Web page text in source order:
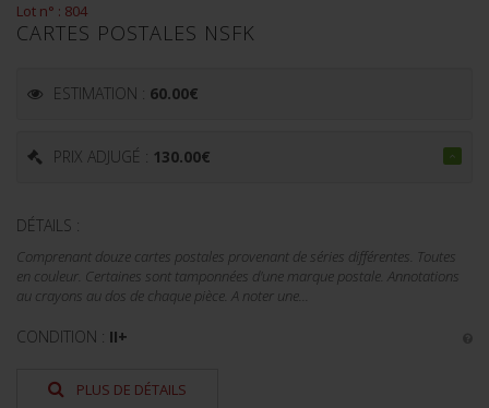
Lot n° : 804
CARTES POSTALES NSFK
ESTIMATION : 60.00€
PRIX ADJUGÉ : 130.00€
DÉTAILS :
Comprenant douze cartes postales provenant de séries différentes. Toutes
en couleur. Certaines sont tamponnées d'une marque postale. Annotations
au crayons au dos de chaque pièce. A noter une...
CONDITION : II+
PLUS DE DÉTAILS